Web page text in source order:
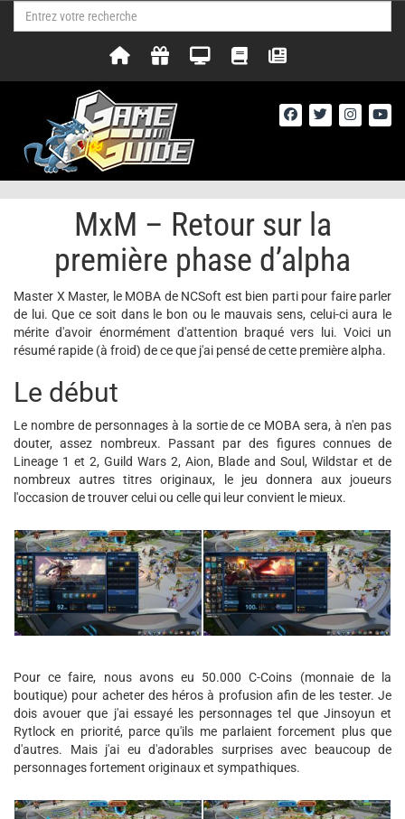
MxM – Retour sur la
première phase d’alpha
Master X Master, le MOBA de NCSoft est bien parti pour faire parler
de lui. Que ce soit dans le bon ou le mauvais sens, celui-ci aura le
mérite d'avoir énormément d'attention braqué vers lui. Voici un
résumé rapide (à froid) de ce que j'ai pensé de cette première alpha.
Le début
Le nombre de personnages à la sortie de ce MOBA sera, à n'en pas
douter, assez nombreux. Passant par des figures connues de
Lineage 1 et 2, Guild Wars 2, Aion, Blade and Soul, Wildstar et de
nombreux autres titres originaux, le jeu donnera aux joueurs
l'occasion de trouver celui ou celle qui leur convient le mieux.
Pour ce faire, nous avons eu 50.000 C-Coins (monnaie de la
boutique) pour acheter des héros à profusion afin de les tester. Je
dois avouer que j'ai essayé les personnages tel que Jinsoyun et
Rytlock en priorité, parce qu'ils me parlaient forcement plus que
d'autres. Mais j'ai eu d'adorables surprises avec beaucoup de
personnages fortement originaux et sympathiques.